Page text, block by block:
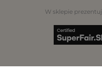
W sklepie